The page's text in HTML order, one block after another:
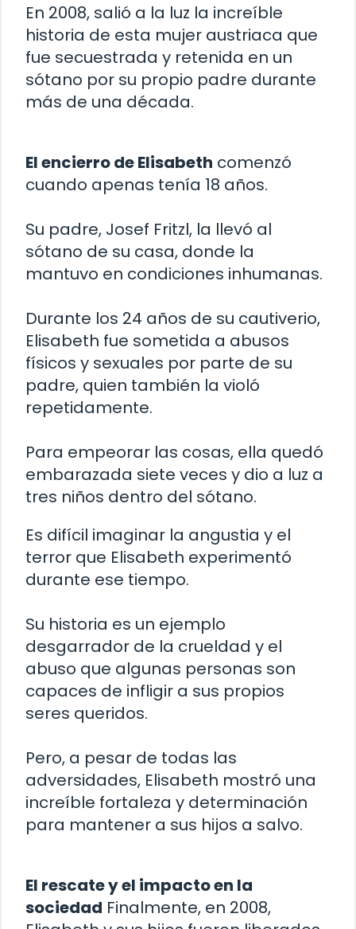
En 2008, salió a la luz la increíble
historia de esta mujer austriaca que
fue secuestrada y retenida en un
sótano por su propio padre durante
más de una década.
El encierro de Elisabeth comenzó
cuando apenas tenía 18 años.
Su padre, Josef Fritzl, la llevó al
sótano de su casa, donde la
mantuvo en condiciones inhumanas.
Durante los 24 años de su cautiverio,
Elisabeth fue sometida a abusos
físicos y sexuales por parte de su
padre, quien también la violó
repetidamente.
Para empeorar las cosas, ella quedó
embarazada siete veces y dio a luz a
tres niños dentro del sótano.
Es difícil imaginar la angustia y el
terror que Elisabeth experimentó
durante ese tiempo.
Su historia es un ejemplo
desgarrador de la crueldad y el
abuso que algunas personas son
capaces de infligir a sus propios
seres queridos.
Pero, a pesar de todas las
adversidades, Elisabeth mostró una
increíble fortaleza y determinación
para mantener a sus hijos a salvo.
El rescate y el impacto en la
sociedad Finalmente, en 2008,